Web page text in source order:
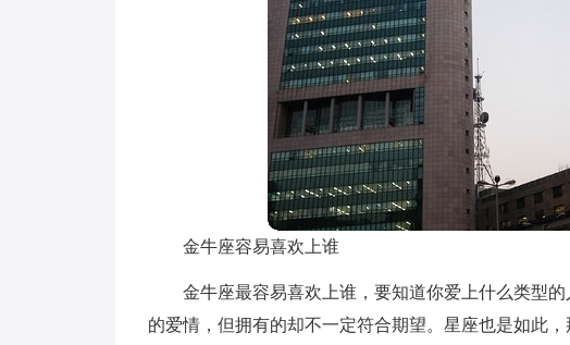
金牛座容易喜欢上谁
金牛座最容易喜欢上谁，要知道你爱上什么类型
的爱情，但拥有的却不一定符合期望。星座也是如此